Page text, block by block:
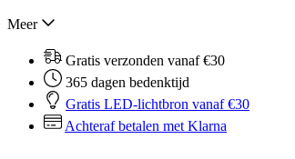
Meer
Gratis verzonden vanaf €30
365 dagen bedenktijd
Gratis LED-lichtbron vanaf €30
Achteraf betalen met Klarna